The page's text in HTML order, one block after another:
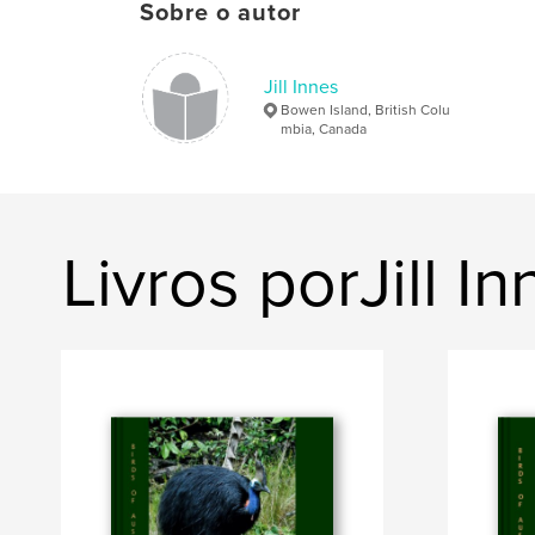
Sobre o autor
Jill Innes
Bowen Island, British Colu
mbia, Canada
Livros porJill